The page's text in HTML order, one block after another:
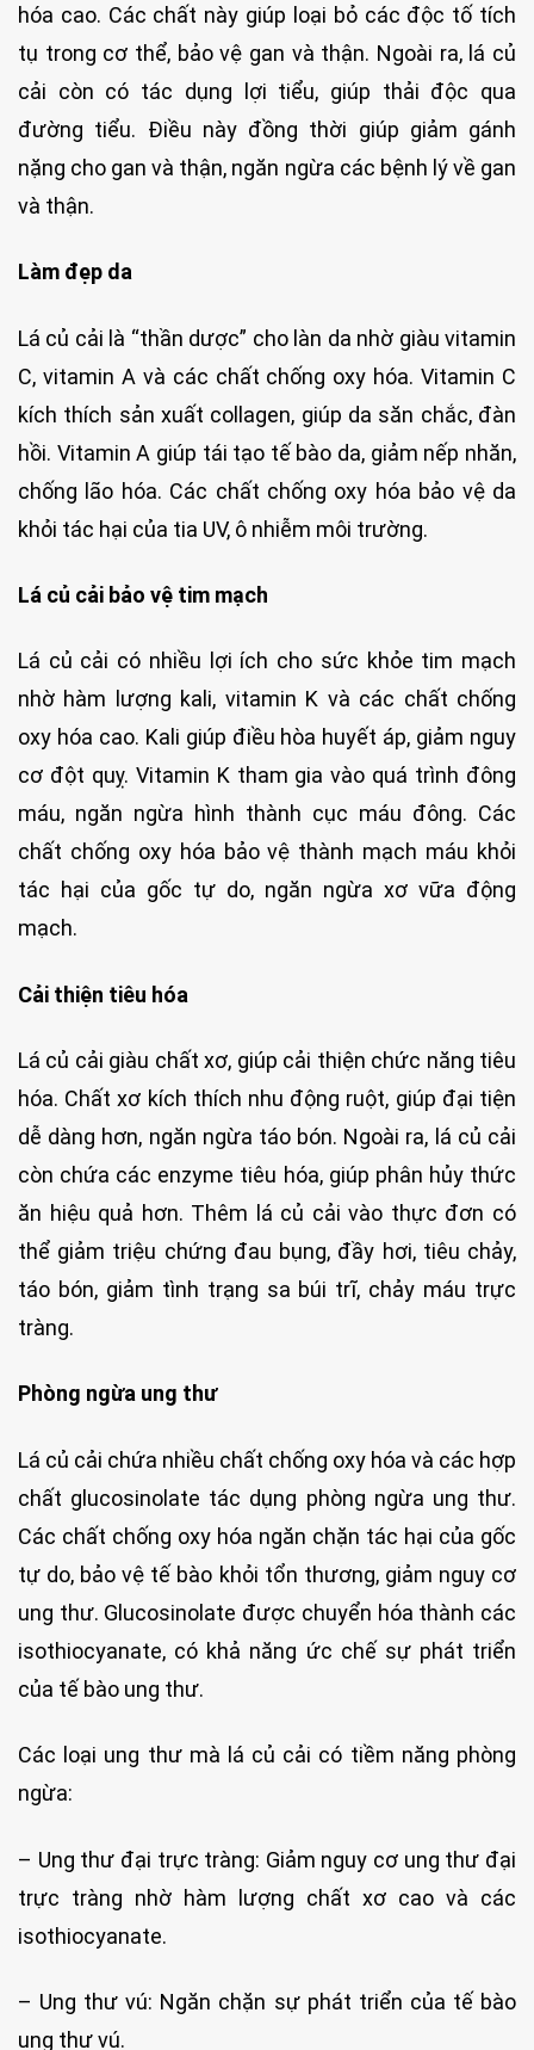
hóa cao. Các chất này giúp loại bỏ các độc tố tích
tụ trong cơ thể, bảo vệ gan và thận. Ngoài ra, lá củ
cải còn có tác dụng lợi tiểu, giúp thải độc qua
đường tiểu. Điều này đồng thời giúp giảm gánh
nặng cho gan và thận, ngăn ngừa các bệnh lý về gan
và thận.
Làm đẹp da
Lá củ cải là “thần dược” cho làn da nhờ giàu vitamin
C, vitamin A và các chất chống oxy hóa. Vitamin C
kích thích sản xuất collagen, giúp da săn chắc, đàn
hồi. Vitamin A giúp tái tạo tế bào da, giảm nếp nhăn,
chống lão hóa. Các chất chống oxy hóa bảo vệ da
khỏi tác hại của tia UV, ô nhiễm môi trường.
Lá củ cải bảo vệ tim mạch
Lá củ cải có nhiều lợi ích cho sức khỏe tim mạch
nhờ hàm lượng kali, vitamin K và các chất chống
oxy hóa cao. Kali giúp điều hòa huyết áp, giảm nguy
cơ đột quỵ. Vitamin K tham gia vào quá trình đông
máu, ngăn ngừa hình thành cục máu đông. Các
chất chống oxy hóa bảo vệ thành mạch máu khỏi
tác hại của gốc tự do, ngăn ngừa xơ vữa động
mạch.
Cải thiện tiêu hóa
Lá củ cải giàu chất xơ, giúp cải thiện chức năng tiêu
hóa. Chất xơ kích thích nhu động ruột, giúp đại tiện
dễ dàng hơn, ngăn ngừa táo bón. Ngoài ra, lá củ cải
còn chứa các enzyme tiêu hóa, giúp phân hủy thức
ăn hiệu quả hơn. Thêm lá củ cải vào thực đơn có
thể giảm triệu chứng đau bụng, đầy hơi, tiêu chảy,
táo bón, giảm tình trạng sa búi trĩ, chảy máu trực
tràng.
Phòng ngừa ung thư
Lá củ cải chứa nhiều chất chống oxy hóa và các hợp
chất glucosinolate tác dụng phòng ngừa ung thư.
Các chất chống oxy hóa ngăn chặn tác hại của gốc
tự do, bảo vệ tế bào khỏi tổn thương, giảm nguy cơ
ung thư. Glucosinolate được chuyển hóa thành các
isothiocyanate, có khả năng ức chế sự phát triển
của tế bào ung thư.
Các loại ung thư mà lá củ cải có tiềm năng phòng
ngừa:
– Ung thư đại trực tràng: Giảm nguy cơ ung thư đại
trực tràng nhờ hàm lượng chất xơ cao và các
isothiocyanate.
– Ung thư vú: Ngăn chặn sự phát triển của tế bào
ung thư vú.